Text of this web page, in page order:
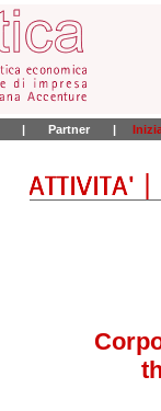
| Partner |